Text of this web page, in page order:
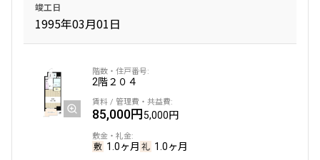
指定なし
新築
10年以内
20年以内
竣工日
1995年03月01日
2階２０４
85,000円5,000円
1.0ヶ月 1.0ヶ月